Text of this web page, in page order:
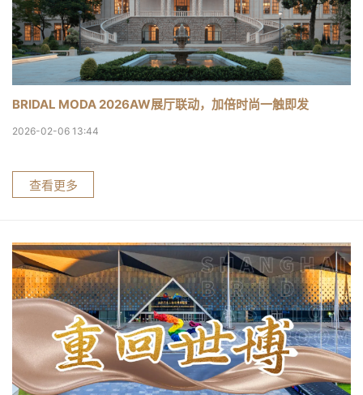
BRIDAL MODA 2026AW展厅联动，加倍时尚一触即发
2026-02-06 13:44
查看更多